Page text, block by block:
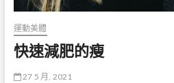
運動美體
快速減肥的瘦
27 5 月, 2021